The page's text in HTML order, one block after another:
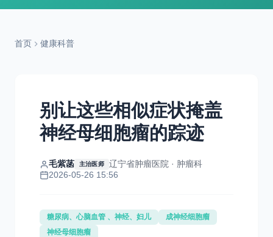
首页 健康科普
别让这些相似症状掩盖
神经母细胞瘤的踪迹
毛紫菡 主治医师
辽宁省肿瘤医院 · 肿瘤科
2026-05-26 15:56
糖尿病、心脑血管 、神经、妇儿
成神经细胞瘤
神经母细胞瘤